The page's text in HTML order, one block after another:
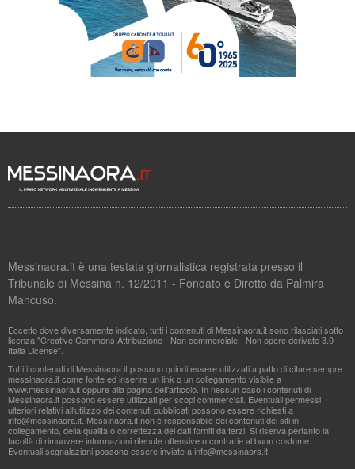
Messinaora.it è una testata giornalistica registrata presso il
Tribunale di Messina n. 12/2011 - Fondato e Diretto da Palmira
Mancuso.
Eccetto dove diversamente indicato, tutti i contenuti di Messinaora.it sono rilasciati sotto
licenza "Creative Commons Attribuzione - Non commerciale - Non opere derivate 3.0
Italia License".
Tutti i contenuti di Messinaora.it possono quindi essere utilizzati a patto di citare sempre
messinaora.it come fonte ed inserire un link o un collegamento visibile a
www.messinaora.it oppure alla pagina dell'articolo. In nessun caso i contenuti di
Messinaora.it possono essere utilizzati per scopi commerciali. Eventuali permessi
ulteriori relativi all'utilizzo dei contenuti pubblicati possono essere richiesti a
info@messinaora.it . Messinaora.it non è responsabile dei contenuti dei siti in
collegamento, della qualità o correttezza dei dati forniti da terzi. Si riserva pertanto la
facoltà di rimuovere informazioni ritenute offensive o contrarie al buon costume.
Eventuali segnalazioni possono essere inviate ainfo@messinaora.it